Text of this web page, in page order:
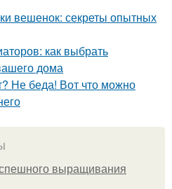
вешенок: секреты опытных
как выбрать
дома
Не беда! Вот что можно
выращивания